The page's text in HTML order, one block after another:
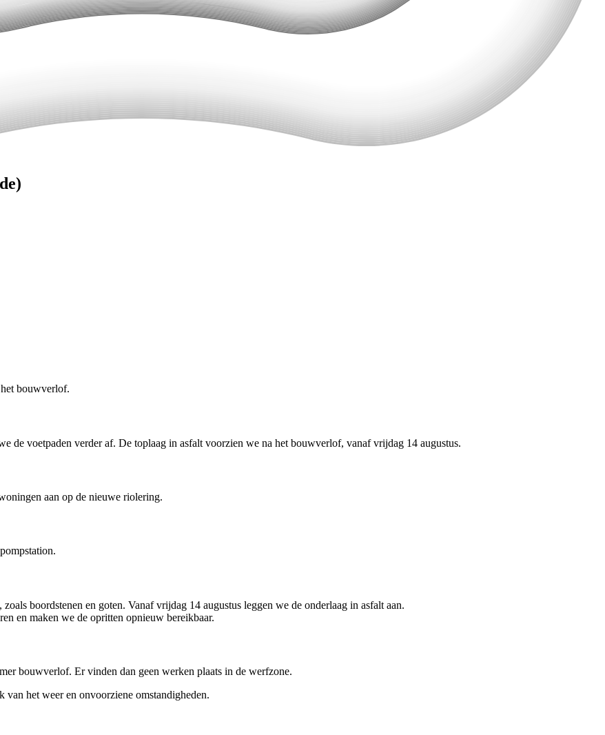
bouwverlof.
de voetpaden verder af. De toplaag in asfalt voorzien we na het bouwverlof, vanaf vrijdag 14 augustus.
aan op de nieuwe riolering.
boordstenen en goten. Vanaf vrijdag 14 augustus leggen we de onderlaag in asfalt aan.
en maken we de opritten opnieuw bereikbaar.
bouwverlof. Er vinden dan geen werken plaats in de werfzone.
van het weer en onvoorziene omstandigheden.